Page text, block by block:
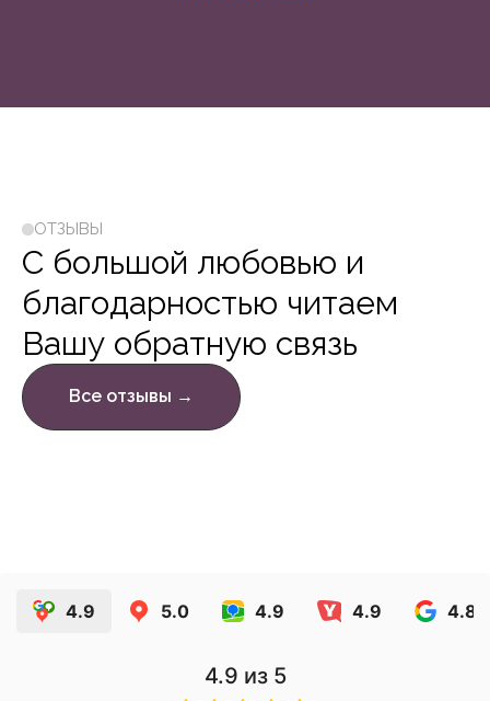
ОТЗЫВЫ
С большой любовью и
благодарностью читаем
Вашу обратную связь
Все отзывы →
4.9 5.0 4.9 4.9 4.8
4.9 из 5